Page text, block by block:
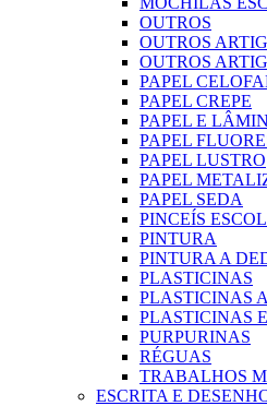
OUTROS
OUTROS
OUTROS
PAPEL
PAPEL CREPE
PAPEL E
PAPEL
PAPEL LUSTRO
PAPEL
PAPEL SEDA
PINCEÍS
PINTURA
PINTURA A
PLASTICINAS
PLASTICINAS
PLASTICINAS
PURPURINAS
RÉGUAS
TRABALHOS
ESCRITA E